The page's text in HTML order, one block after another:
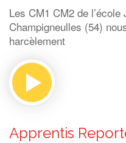
Les CM1 CM2 de
Champigneulles (54)
harcèlement
Apprentis